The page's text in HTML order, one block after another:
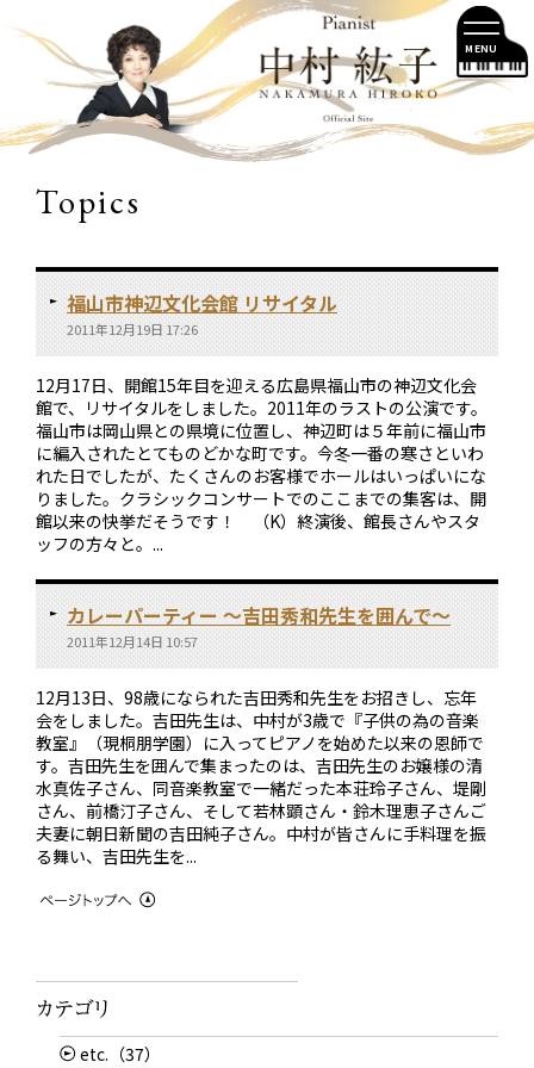
Topics
福山市神辺文化会館 リサイタル
2011年12月19日 17:26
12月17日、開館15年目を迎える広島県福山市の神辺文化会
館で、リサイタルをしました。2011年のラストの公演です。
福山市は岡山県との県境に位置し、神辺町は５年前に福山市
に編入されたとてものどかな町です。今冬一番の寒さといわ
れた日でしたが、たくさんのお客様でホールはいっぱいにな
りました。クラシックコンサートでのここまでの集客は、開
館以来の快挙だそうです！ （K）終演後、館長さんやスタ
ッフの方々と。...
カレーパーティー 〜吉田秀和先生を囲んで〜
2011年12月14日 10:57
12月13日、98歳になられた吉田秀和先生をお招きし、忘年
会をしました。吉田先生は、中村が3歳で『子供の為の音楽
教室』（現桐朋学園）に入ってピアノを始めた以来の恩師で
す。吉田先生を囲んで集まったのは、吉田先生のお嬢様の清
水真佐子さん、同音楽教室で一緒だった本荘玲子さん、堤剛
さん、前橋汀子さん、そして若林顕さん・鈴木理恵子さんご
夫妻に朝日新聞の吉田純子さん。中村が皆さんに手料理を振
る舞い、吉田先生を...
etc.（37）
MENU